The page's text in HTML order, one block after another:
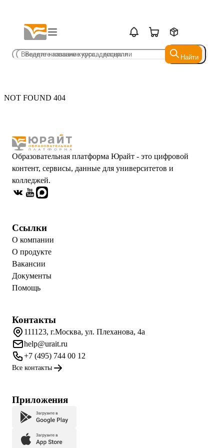
Найти
Найти
NOT FOUND 404
Образовательная платформа Юрайт - это цифровой
контент, сервисы, данные для университетов и
колледжей.
Ссылки
О компании
О продукте
Вакансии
Документы
Помощь
Контакты
111123, г.Москва, ул. Плеханова, 4а
help@urait.ru
+7 (495) 744 00 12
Все контакты
Приложения